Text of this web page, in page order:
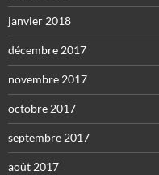
janvier 2018
décembre 2017
novembre 2017
octobre 2017
septembre 2017
août 2017